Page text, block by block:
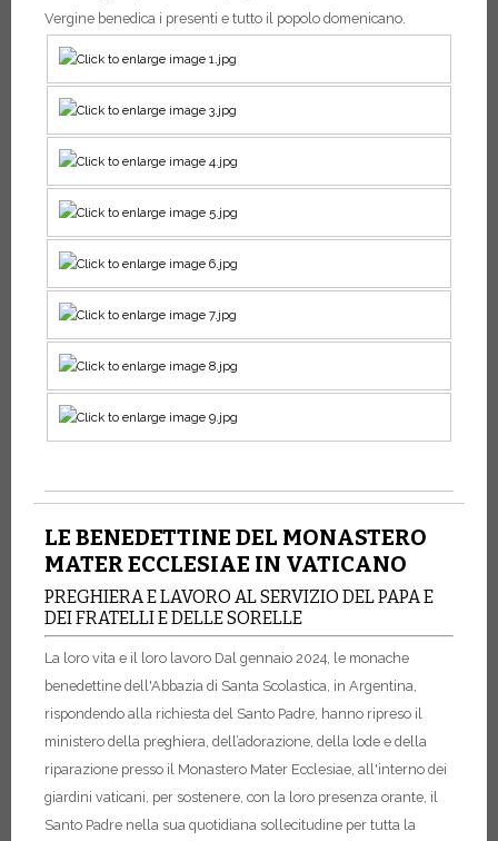
Vergine benedica i presenti e tutto il popolo domenicano.
LE BENEDETTINE DEL MONASTERO
MATER ECCLESIAE IN VATICANO
PREGHIERA E LAVORO AL SERVIZIO DEL PAPA E
DEI FRATELLI E DELLE SORELLE
La loro vita e il loro lavoro Dal gennaio 2024, le monache
benedettine dell'Abbazia di Santa Scolastica, in Argentina,
rispondendo alla richiesta del Santo Padre, hanno ripreso il
ministero della preghiera, dell’adorazione, della lode e della
riparazione presso il Monastero Mater Ecclesiae, all'interno dei
giardini vaticani, per sostenere, con la loro presenza orante, il
Santo Padre nella sua quotidiana sollecitudine per tutta la